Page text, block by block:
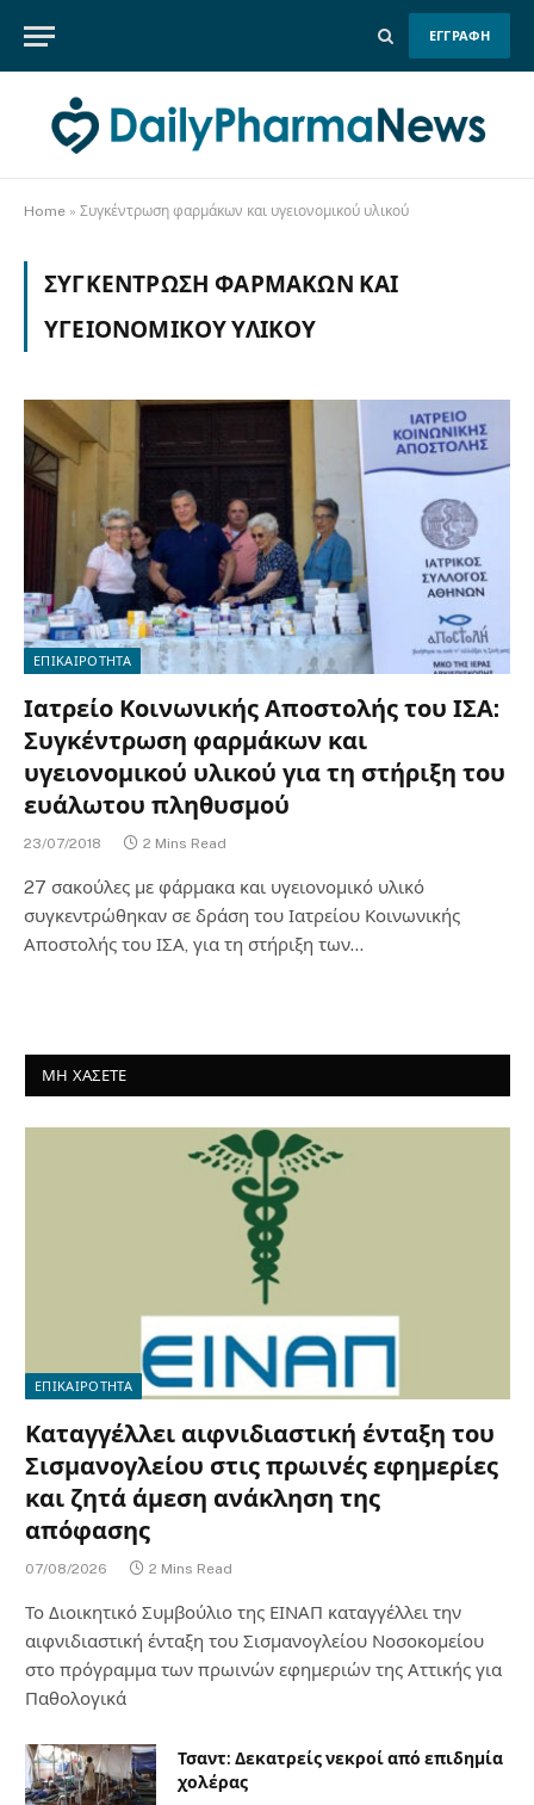
ΕΓΓΡΑΦΗ
Home » Συγκέντρωση φαρμάκων και υγειονομικού υλικού
ΣΥΓΚΈΝΤΡΩΣΗ ΦΑΡΜΆΚΩΝ ΚΑΙ
ΥΓΕΙΟΝΟΜΙΚΟΎ ΥΛΙΚΟΎ
ΕΠΙΚΑΙΡΟΤΗΤΑ
Ιατρείο Κοινωνικής Αποστολής του ΙΣΑ:
Συγκέντρωση φαρμάκων και
υγειονομικού υλικού για τη στήριξη του
ευάλωτου πληθυσμού
23/07/2018 2 Mins Read
27 σακούλες με φάρμακα και υγειονομικό υλικό
συγκεντρώθηκαν σε δράση του Ιατρείου Κοινωνικής
Αποστολής του ΙΣΑ, για τη στήριξη των…
ΜΗ ΧΑΣΕΤΕ
ΕΠΙΚΑΙΡΟΤΗΤΑ
Καταγγέλλει αιφνιδιαστική ένταξη του
Σισμανογλείου στις πρωινές εφημερίες
και ζητά άμεση ανάκληση της
απόφασης
07/08/2026 2 Mins Read
Το Διοικητικό Συμβούλιο της ΕΙΝΑΠ καταγγέλλει την
αιφνιδιαστική ένταξη του Σισμανογλείου Νοσοκομείου
στο πρόγραμμα των πρωινών εφημεριών της Αττικής για
Παθολογικά
Τσαντ: Δεκατρείς νεκροί από επιδημία
χολέρας